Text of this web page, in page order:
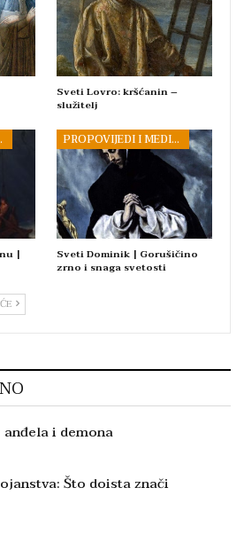
Sveti Lovro: kršćanin –
služitelj
|
PROPOVIJEDI I MEDITACIJE
Sveti Dominik | Gorušičino
zrno i snaga svetosti
i demona
Što doista znači